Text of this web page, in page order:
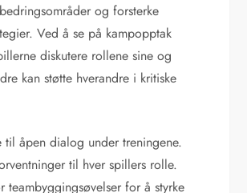
og forsterke
Ved å se på kampopptak
diskutere rollene sine og
kan støtte hverandre i kritiske
til åpen dialog under treningene.
til hver spillers rolle.
teambyggingsøvelser for å styrke